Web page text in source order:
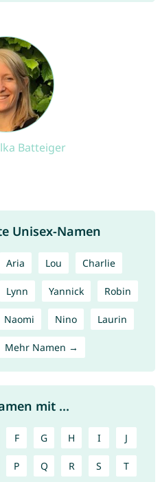
Batteiger
Unisex-Namen
Aria Lou Charlie
Lynn Yannick Robin
Naomi Nino Laurin
Mehr Namen →
mit ...
F G H I J
P Q R S T